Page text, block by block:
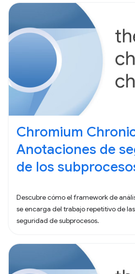
Chromium
Anotaciones de
de los
Descubre cómo el framework de
se encarga del trabajo repetitivo de
seguridad de subprocesos.